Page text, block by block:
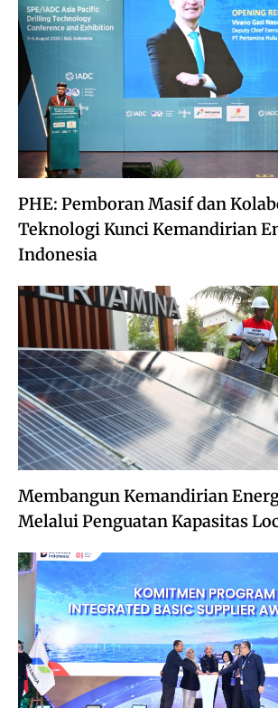
PHE: Pemboran Masif dan
Teknologi Kunci Kemandirian
Indonesia
Membangun Kemandirian
Melalui Penguatan Kapasitas